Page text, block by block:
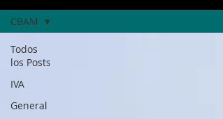
Todos
los Posts
IVA
General
CBAM